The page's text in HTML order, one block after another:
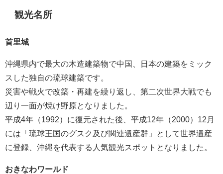
観光名所
首里城
沖縄県内で最大の木造建築物で中国、日本の建築をミック
スした独自の琉球建築です。
災害や戦火で改築・再建を繰り返し、第二次世界大戦でも
辺り一面が焼け野原となりました。
平成4年（1992）に復元された後、平成12年（2000）12月
には「琉球王国のグスク及び関連遺産群」として世界遺産
に登録、沖縄を代表する人気観光スポットとなりました。
おきなわワールド